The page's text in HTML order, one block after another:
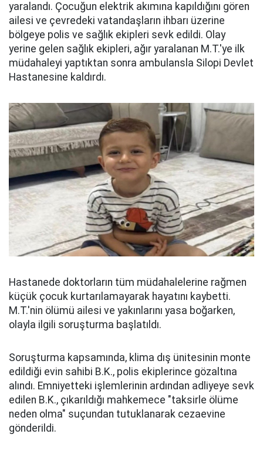
yaralandı. Çocuğun elektrik akımına kapıldığını gören
ailesi ve çevredeki vatandaşların ihbarı üzerine
bölgeye polis ve sağlık ekipleri sevk edildi. Olay
yerine gelen sağlık ekipleri, ağır yaralanan M.T.'ye ilk
müdahaleyi yaptıktan sonra ambulansla Silopi Devlet
Hastanesine kaldırdı.
Hastanede doktorların tüm müdahalelerine rağmen
küçük çocuk kurtarılamayarak hayatını kaybetti.
M.T.'nin ölümü ailesi ve yakınlarını yasa boğarken,
olayla ilgili soruşturma başlatıldı.
Soruşturma kapsamında, klima dış ünitesinin monte
edildiği evin sahibi B.K., polis ekiplerince gözaltına
alındı. Emniyetteki işlemlerinin ardından adliyeye sevk
edilen B.K., çıkarıldığı mahkemece "taksirle ölüme
neden olma" suçundan tutuklanarak cezaevine
gönderildi.